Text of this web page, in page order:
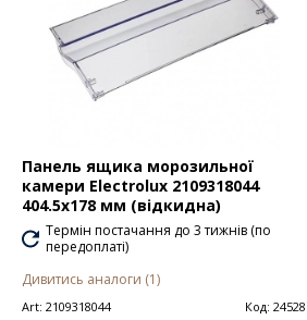
Панель ящика морозильної
камери Electrolux 2109318044
404.5х178 мм (відкидна)
Термін постачання до 3 тижнів (по
передоплаті)
Дивитись аналоги (1)
Art: 2109318044 Код: 24528